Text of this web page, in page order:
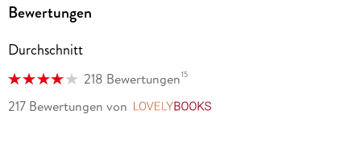
Bewertungen
Durchschnitt
218 Bewertungen15
217 Bewertungen von